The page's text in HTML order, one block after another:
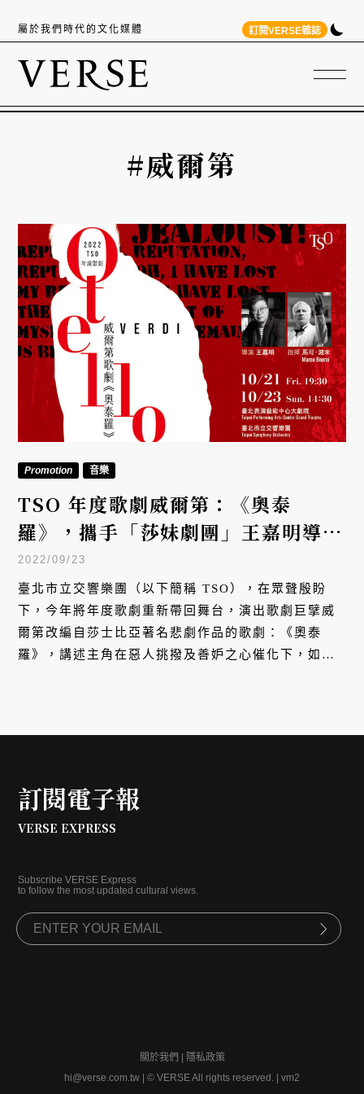
屬於我們時代的文化媒體 訂閱VERSE雜誌
#威爾第
Promotion 音樂
TSO 年度歌劇威爾第：《奧泰
羅》，攜手「莎妹劇團」王嘉明導演
重磅回歸
2022/09/23
臺北市立交響樂團（以下簡稱 TSO），在眾聲殷盼
下，今年將年度歌劇重新帶回舞台，演出歌劇巨擘威
爾第改編自莎士比亞著名悲劇作品的歌劇：《奧泰
羅》，講述主角在惡人挑撥及善妒之心催化下，如何
訂閱電子報
VERSE EXPRESS
Subscribe VERSE Express
to follow the most updated cultural views.
關於我們
隱私政策
hi@verse.com.tw
© VERSE All rights reserved. | vm2